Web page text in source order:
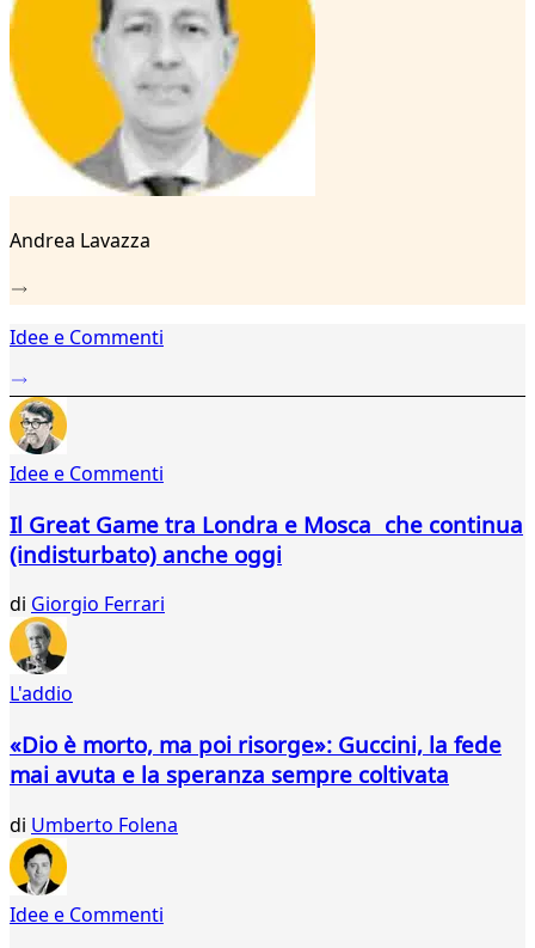
Andrea Lavazza
Idee e Commenti
Idee e Commenti
Il Great Game tra Londra e Mosca che continua
(indisturbato) anche oggi
di Giorgio Ferrari
L'addio
«Dio è morto, ma poi risorge»: Guccini, la fede
mai avuta e la speranza sempre coltivata
di Umberto Folena
Idee e Commenti